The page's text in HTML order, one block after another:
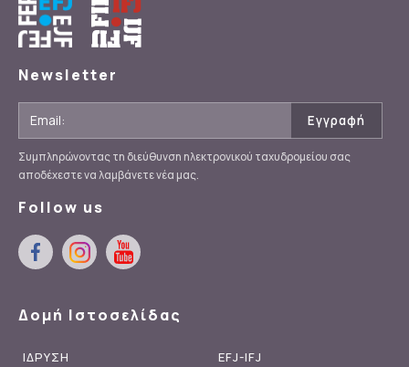
Newsletter
Συμπληρώνοντας τη διεύθυνση ηλεκτρονικού ταχυδρομείου σας
αποδέχεστε να λαμβάνετε νέα μας.
Follow us
Δομή Ιστοσελίδας
ΙΔΡΥΣΗ
EFJ-IFJ